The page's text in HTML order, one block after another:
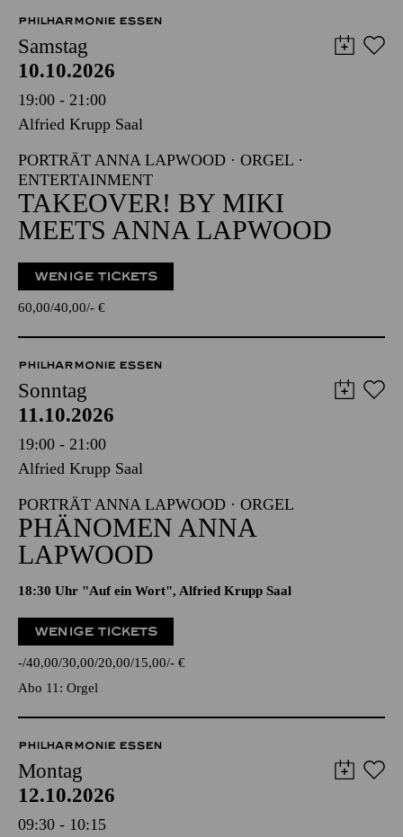
PHILHARMONIE ESSEN
Samstag
10.10.2026
19:00 - 21:00
Alfried Krupp Saal
PORTRÄT ANNA LAPWOOD · ORGEL ·
ENTERTAINMENT
TAKEOVER! BY MIKI
MEETS ANNA LAPWOOD
WENIGE TICKETS
60,00 40,00 - €
PHILHARMONIE ESSEN
Sonntag
11.10.2026
19:00 - 21:00
Alfried Krupp Saal
PORTRÄT ANNA LAPWOOD · ORGEL
PHÄNOMEN ANNA
LAPWOOD
18:30 Uhr "Auf ein Wort", Alfried Krupp Saal
WENIGE TICKETS
- 40,00 30,00 20,00 15,00 - €
Abo 11: Orgel
PHILHARMONIE ESSEN
Montag
12.10.2026
09:30 - 10:15